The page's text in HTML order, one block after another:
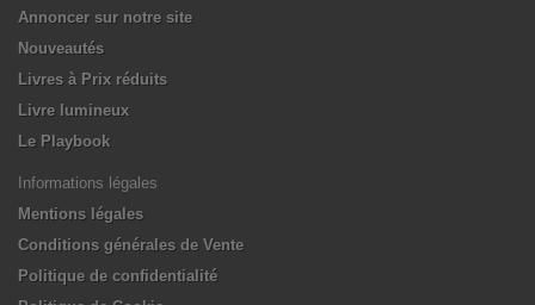
Annoncer sur notre site
Nouveautés
Livres à Prix réduits
Livre lumineux
Le Playbook
Informations légales
Mentions légales
Conditions générales de Vente
Politique de confidentialité